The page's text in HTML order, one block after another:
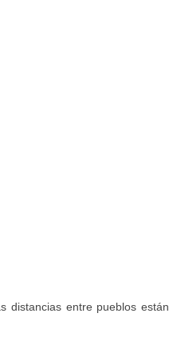
distancias entre pueblos están